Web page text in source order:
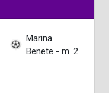
Marina
Benete - m. 2